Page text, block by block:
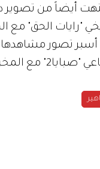
أيضاً من تصوير
"رايات الحق" مع
أسبر تصور
المخرج فراس دهني .